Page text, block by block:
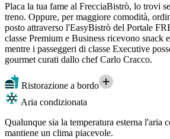
Placa la tua fame al FrecciaBistrò, lo trovi
treno. Oppure, per maggiore comodità,
posto attraverso l'EasyBistrò del Portale
classe Premium e Business ricevono snack
mentre i passeggeri di classe Executive
gourmet curati dallo chef Carlo Cracco.
Ristorazione a bordo
Aria condizionata
Qualunque sia la temperatura esterna l'aria
mantiene un clima piacevole.